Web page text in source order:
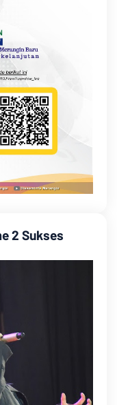
2 Sukses